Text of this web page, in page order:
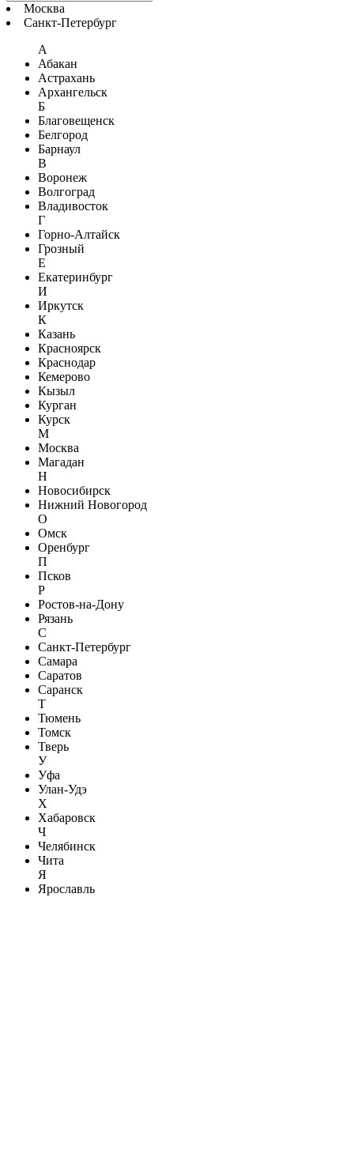
Москва
Санкт-Петербург
А
Абакан
Астрахань
Архангельск
Б
Благовещенск
Белгород
Барнаул
В
Воронеж
Волгоград
Владивосток
Г
Горно-Алтайск
Грозный
Е
Екатеринбург
И
Иркутск
К
Казань
Красноярск
Краснодар
Кемерово
Кызыл
Курган
Курск
М
Москва
Магадан
Н
Новосибирск
Нижний Новогород
О
Омск
Оренбург
П
Псков
Р
Ростов-на-Дону
Рязань
С
Санкт-Петербург
Самара
Саратов
Саранск
Т
Тюмень
Томск
Тверь
У
Уфа
Улан-Удэ
Х
Хабаровск
Ч
Челябинск
Чита
Я
Ярославль